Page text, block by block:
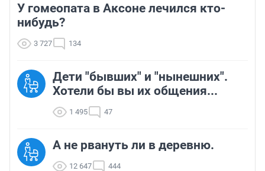
У гомеопата в Аксоне лечился кто-
нибудь?
3 727 134
Дети "бывших" и "нынешних".
Хотели бы вы их общения...
1 495 47
А не рвануть ли в деревню.
12 647 444